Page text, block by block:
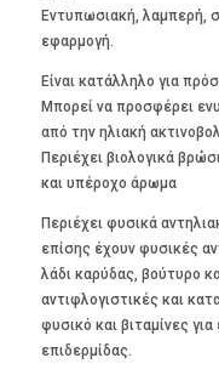
Εντυπωσιακή, λαμπερή,
εφαρμογή.
Είναι κατάλληλο για
Μπορεί να προσφέρει
από την ηλιακή
Περιέχει βιολογικά
και υπέροχο άρωμα
Περιέχει φυσικά
επίσης έχουν φυσικές
λάδι καρύδας, βούτυρο
αντιφλογιστικές και
φυσικό και βιταμίνες
επιδερμίδας.